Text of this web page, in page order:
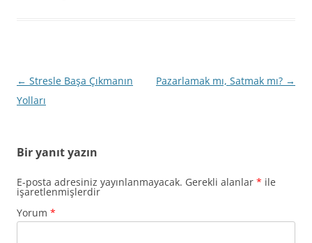
Yazı
dolaşımı
← Stresle Başa Çıkmanın
Yolları
Pazarlamak mı, Satmak mı? →
Bir yanıt yazın
E-posta adresiniz yayınlanmayacak. Gerekli alanlar * ile
işaretlenmişlerdir
Yorum *